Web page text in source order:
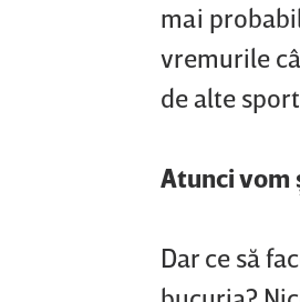
mai
vremurile
de alte
Atunci vom
Dar ce să